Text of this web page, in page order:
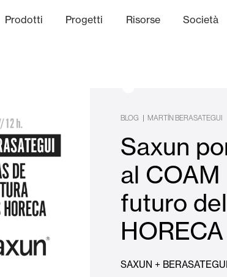
Prodotti
Frangisole e Persiane
Progetti Risorse Società
BLOG | MARTÍN BERASATEGUI
Saxun
al
futuro
HORECA
SAXUN +